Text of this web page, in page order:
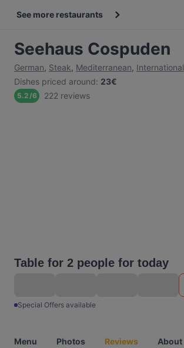
See more restaurants
Seehaus Cospuden
German, Steak, Mediterranean, International
Dishes priced around: 23€
5.2/6 222 reviews
Table for 2 people for today
Special Offers available
Menu Photos Reviews About